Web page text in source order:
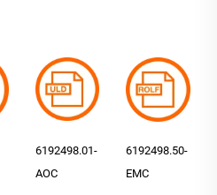
6192498.01-
AOC
6192498.50-
EMC